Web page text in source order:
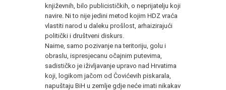
književnih, bilo publicističkih, o neprijatelju koji
navire. Ni to nije jedini metod kojim HDZ vraća
vlastiti narod u daleku prošlost, arhaizirajući
politički i društveni diskurs.
Naime, samo pozivanje na teritoriju, golu i
obraslu, ispresjecanu očajnim putevima,
sadističko je iživljavanje upravo nad Hrvatima
koji, logikom jačom od Čovićevih piskarala,
napuštaju BiH u zemlje gdje neće imati nikakav